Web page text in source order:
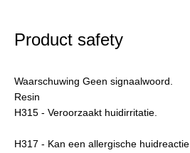
Product safety
Waarschuwing Geen signaalwoord.
Resin
H315 - Veroorzaakt huidirritatie.
H317 - Kan een allergische